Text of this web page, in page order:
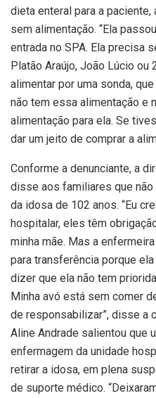
dieta enteral para a
sem alimentação. “Ela
entrada no SPA. Ela precisa
Platão Araújo, João Lúcio ou
alimentar por uma sonda,
não tem essa alimentação e
alimentação para ela. Se
dar um jeito de comprar a
Conforme a denunciante, a
disse aos familiares que
da idosa de 102 anos. “Eu
hospitalar, eles têm
minha mãe. Mas a
para transferência porque
dizer que ela não tem
Minha avó está sem comer
de responsabilizar”, disse a
Aline Andrade salientou que
enfermagem da unidade
retirar a idosa, em plena
de suporte médico.